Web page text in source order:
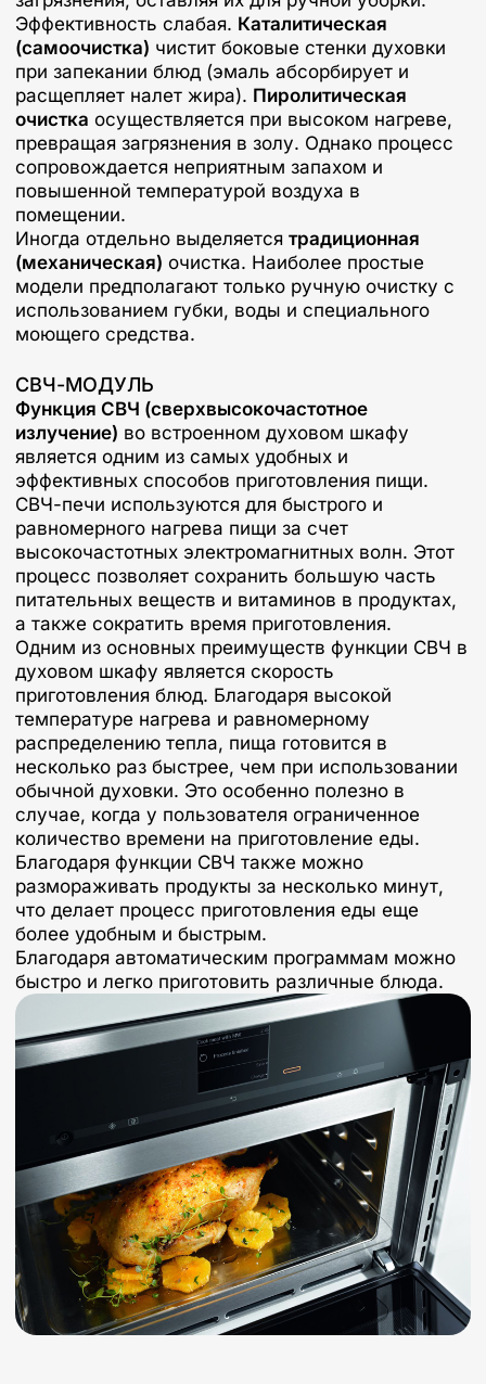
Эффективность слабая. Каталитическая
(самоочистка) чистит боковые стенки духовки
при запекании блюд (эмаль абсорбирует и
расщепляет налет жира). Пиролитическая
очистка осуществляется при высоком нагреве,
превращая загрязнения в золу. Однако процесс
сопровождается неприятным запахом и
повышенной температурой воздуха в
помещении.
Иногда отдельно выделяется традиционная
(механическая) очистка. Наиболее простые
модели предполагают только ручную очистку с
использованием губки, воды и специального
моющего средства.
СВЧ-МОДУЛЬ
Функция СВЧ (сверхвысокочастотное
излучение) во встроенном духовом шкафу
является одним из самых удобных и
эффективных способов приготовления пищи.
СВЧ-печи используются для быстрого и
равномерного нагрева пищи за счет
высокочастотных электромагнитных волн. Этот
процесс позволяет сохранить большую часть
питательных веществ и витаминов в продуктах,
а также сократить время приготовления.
Одним из основных преимуществ функции СВЧ в
духовом шкафу является скорость
приготовления блюд. Благодаря высокой
температуре нагрева и равномерному
распределению тепла, пища готовится в
несколько раз быстрее, чем при использовании
обычной духовки. Это особенно полезно в
случае, когда у пользователя ограниченное
количество времени на приготовление еды.
Благодаря функции СВЧ также можно
размораживать продукты за несколько минут,
что делает процесс приготовления еды еще
более удобным и быстрым.
Благодаря автоматическим программам можно
быстро и легко приготовить различные блюда.